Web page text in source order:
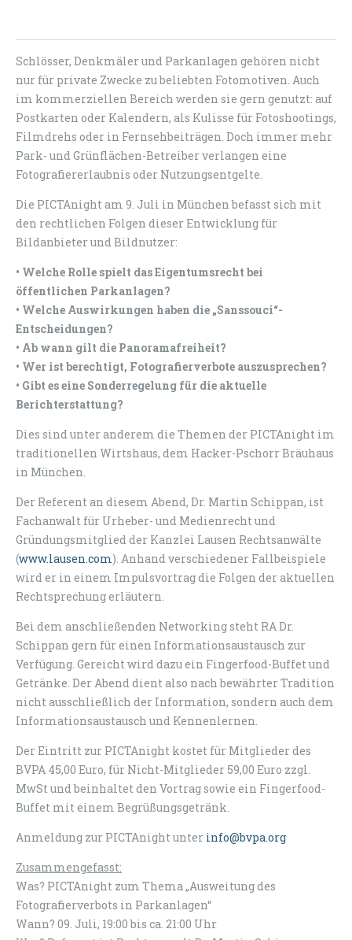
Schlösser, Denkmäler und Parkanlagen gehören nicht
nur für private Zwecke zu beliebten Fotomotiven. Auch
im kommerziellen Bereich werden sie gern genutzt: auf
Postkarten oder Kalendern, als Kulisse für Fotoshootings,
Filmdrehs oder in Fernsehbeiträgen. Doch immer mehr
Park- und Grünflächen-Betreiber verlangen eine
Fotografiererlaubnis oder Nutzungsentgelte.
Die PICTAnight am 9. Juli in München befasst sich mit
den rechtlichen Folgen dieser Entwicklung für
Bildanbieter und Bildnutzer:
• Welche Rolle spielt das Eigentumsrecht bei
öffentlichen Parkanlagen?
• Welche Auswirkungen haben die „Sanssouci“-
Entscheidungen?
• Ab wann gilt die Panoramafreiheit?
• Wer ist berechtigt, Fotografierverbote auszusprechen?
• Gibt es eine Sonderregelung für die aktuelle
Berichterstattung?
Dies sind unter anderem die Themen der PICTAnight im
traditionellen Wirtshaus, dem Hacker-Pschorr Bräuhaus
in München.
Der Referent an diesem Abend, Dr. Martin Schippan, ist
Fachanwalt für Urheber- und Medienrecht und
Gründungsmitglied der Kanzlei Lausen Rechtsanwälte
(www.lausen.com). Anhand verschiedener Fallbeispiele
wird er in einem Impulsvortrag die Folgen der aktuellen
Rechtsprechung erläutern.
Bei dem anschließenden Networking steht RA Dr.
Schippan gern für einen Informationsaustausch zur
Verfügung. Gereicht wird dazu ein Fingerfood-Buffet und
Getränke. Der Abend dient also nach bewährter Tradition
nicht ausschließlich der Information, sondern auch dem
Informationsaustausch und Kennenlernen.
Der Eintritt zur PICTAnight kostet für Mitglieder des
BVPA 45,00 Euro, für Nicht-Mitglieder 59,00 Euro zzgl.
MwSt und beinhaltet den Vortrag sowie ein Fingerfood-
Buffet mit einem Begrüßungsgetränk.
Anmeldung zur PICTAnight unter info@bvpa.org
Zusammengefasst:
Was? PICTAnight zum Thema „Ausweitung des
Fotografierverbots in Parkanlagen“
Wann? 09. Juli, 19:00 bis ca. 21:00 Uhr